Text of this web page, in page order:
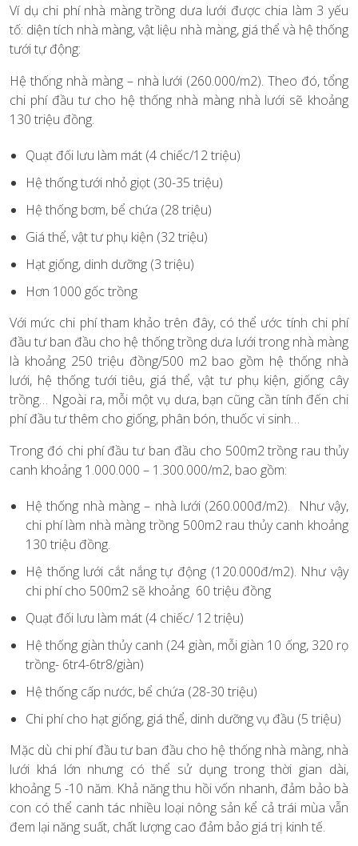
Ví dụ chi phí nhà màng trồng dưa lưới được chia làm 3 yếu
tố: diện tích nhà màng, vật liệu nhà màng, giá thể và hệ thống
tưới tự động:
Hệ thống nhà màng – nhà lưới (260.000/m2). Theo đó, tổng
chi phí đầu tư cho hệ thống nhà màng nhà lưới sẽ khoảng
130 triệu đồng.
Quạt đối lưu làm mát (4 chiếc/12 triệu)
Hệ thống tưới nhỏ giọt (30-35 triệu)
Hệ thống bơm, bể chứa (28 triệu)
Giá thể, vật tư phụ kiện (32 triệu)
Hạt giống, dinh dưỡng (3 triệu)
Hơn 1000 gốc trồng
Với mức chi phí tham khảo trên đây, có thể ước tính chi phí
đầu tư ban đầu cho hệ thống trồng dưa lưới trong nhà màng
là khoảng 250 triệu đồng/500 m2 bao gồm hệ thống nhà
lưới, hệ thống tưới tiêu, giá thể, vật tư phụ kiện, giống cây
trồng… Ngoài ra, mỗi một vụ dưa, bạn cũng cần tính đến chi
phí đầu tư thêm cho giống, phân bón, thuốc vi sinh…
Trong đó chi phí đầu tư ban đầu cho 500m2 trồng rau thủy
canh khoảng 1.000.000 – 1.300.000/m2, bao gồm:
Hệ thống nhà màng – nhà lưới (260.000đ/m2). Như vậy,
chi phí làm nhà màng trồng 500m2 rau thủy canh khoảng
130 triệu đồng.
Hệ thống lưới cắt nắng tự động (120.000đ/m2). Như vậy
chi phí cho 500m2 sẽ khoảng 60 triệu đồng
Quạt đối lưu làm mát (4 chiếc/ 12 triệu)
Hệ thống giàn thủy canh (24 giàn, mỗi giàn 10 ống, 320 rọ
trồng- 6tr4-6tr8/giàn)
Hệ thống cấp nước, bể chứa (28-30 triệu)
Chi phí cho hạt giống, giá thể, dinh dưỡng vụ đầu (5 triệu)
Mặc dù chi phí đầu tư ban đầu cho hệ thống nhà màng, nhà
lưới khá lớn nhưng có thể sử dụng trong thời gian dài,
khoảng 5 -10 năm. Khả năng thu hồi vốn nhanh, đảm bảo bà
con có thể canh tác nhiều loại nông sản kể cả trái mùa vẫn
đem lại năng suất, chất lượng cao đảm bảo giá trị kinh tế.